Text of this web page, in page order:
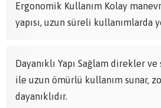
Ergonomik Kullanım Kolay
yapısı, uzun süreli kullanımlarda
Dayanıklı Yapı Sağlam direkler
ile uzun ömürlü kullanım sunar,
dayanıklıdır.